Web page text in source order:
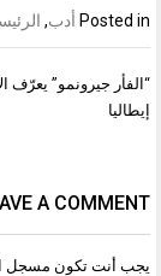
Posted in أدب,
تصفّح
المقالات
“الفأر جيرونمو” يعرّف
إيطاليا
A COMMENT
يجب أنت تكون مسجل